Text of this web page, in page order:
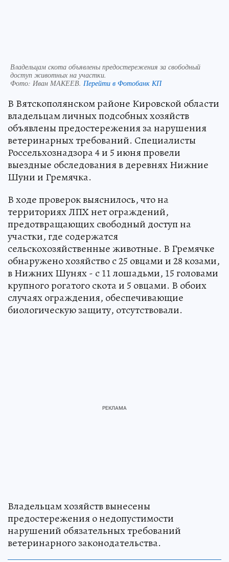
Владельцам скота объявлены предостережения за свободный
доступ животных на участки.
Фото: Иван МАКЕЕВ. Перейти в Фотобанк КП
В Вятскополянском районе Кировской области
владельцам личных подсобных хозяйств
объявлены предостережения за нарушения
ветеринарных требований. Специалисты
Россельхознадзора 4 и 5 июня провели
выездные обследования в деревнях Нижние
Шуни и Гремячка.
В ходе проверок выяснилось, что на
территориях ЛПХ нет ограждений,
предотвращающих свободный доступ на
участки, где содержатся
сельскохозяйственные животные. В Гремячке
обнаружено хозяйство с 25 овцами и 28 козами,
в Нижних Шунях - с 11 лошадьми, 15 головами
крупного рогатого скота и 5 овцами. В обоих
случаях ограждения, обеспечивающие
биологическую защиту, отсутствовали.
Владельцам хозяйств вынесены
предостережения о недопустимости
нарушений обязательных требований
ветеринарного законодательства.